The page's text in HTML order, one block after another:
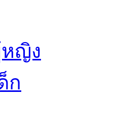
หญิง
ก